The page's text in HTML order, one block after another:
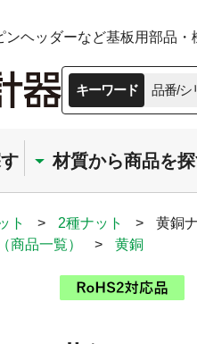
ヘッダーなど基板用部品・
キーワード 品番/シ
材質から商品を
ト > 2種ナット >
黄銅
商品一覧） > 黄銅